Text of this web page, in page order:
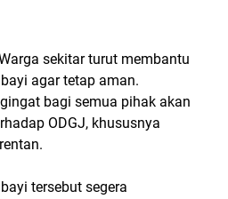
sekitar turut membantu
agar tetap aman.
bagi semua pihak akan
ODGJ, khususnya
tersebut segera